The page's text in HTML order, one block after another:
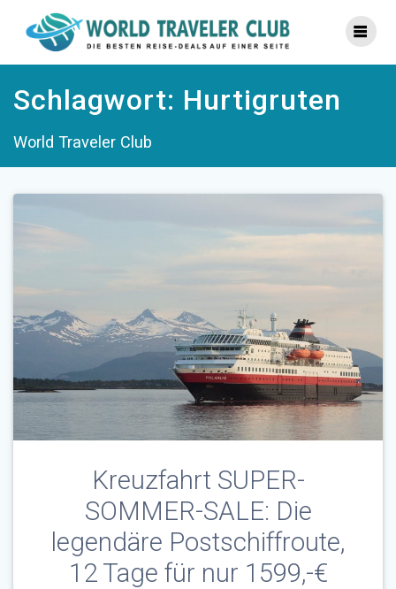
Inhalt
springen
Schlagwort: Hurtigruten
World Traveler Club
Kreuzfahrt SUPER-
SOMMER-SALE: Die
legendäre Postschiffroute,
12 Tage für nur 1599,-€